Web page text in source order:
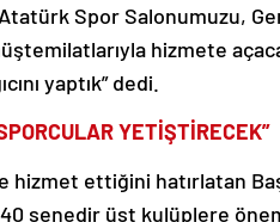
Spor Salonumuzu,
hizmete
yaptık” dedi.
YETİŞTİRECEK”
hizmet ettiğini hatırlatan
40 senedir üst kulüplere